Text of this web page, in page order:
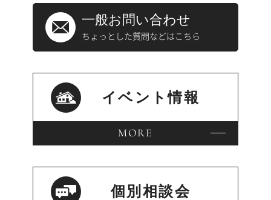
一般お問い合わせ
ちょっとした質問などはこちら
イベント情報
MORE
個別相談会